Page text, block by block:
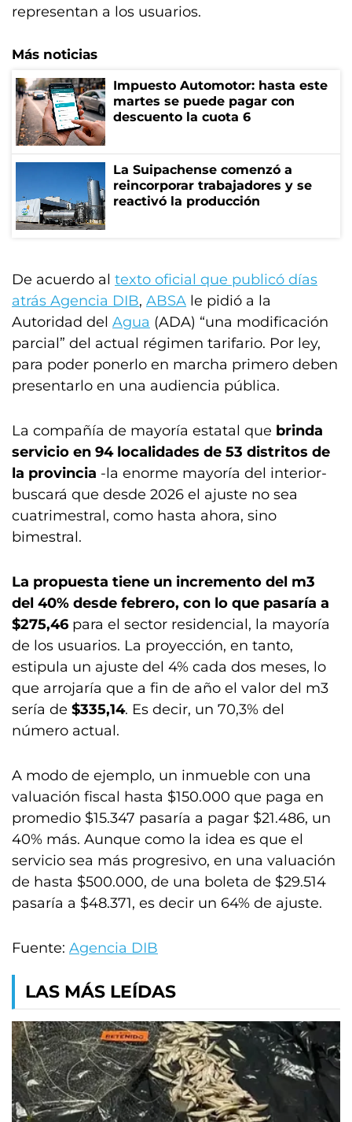
representan a los usuarios.
Más noticias
Impuesto Automotor: hasta este
martes se puede pagar con
descuento la cuota 6
La Suipachense comenzó a
reincorporar trabajadores y se
reactivó la producción
De acuerdo al texto oficial que publicó días
atrás Agencia DIB, ABSA le pidió a la
Autoridad del Agua (ADA) “una modificación
parcial” del actual régimen tarifario. Por ley,
para poder ponerlo en marcha primero deben
presentarlo en una audiencia pública.
La compañía de mayoría estatal que brinda
servicio en 94 localidades de 53 distritos de
la provincia -la enorme mayoría del interior-
buscará que desde 2026 el ajuste no sea
cuatrimestral, como hasta ahora, sino
bimestral.
La propuesta tiene un incremento del m3
del 40% desde febrero, con lo que pasaría a
$275,46 para el sector residencial, la mayoría
de los usuarios. La proyección, en tanto,
estipula un ajuste del 4% cada dos meses, lo
que arrojaría que a fin de año el valor del m3
sería de $335,14. Es decir, un 70,3% del
número actual.
A modo de ejemplo, un inmueble con una
valuación fiscal hasta $150.000 que paga en
promedio $15.347 pasaría a pagar $21.486, un
40% más. Aunque como la idea es que el
servicio sea más progresivo, en una valuación
de hasta $500.000, de una boleta de $29.514
pasaría a $48.371, es decir un 64% de ajuste.
Fuente: Agencia DIB
LAS MÁS LEÍDAS